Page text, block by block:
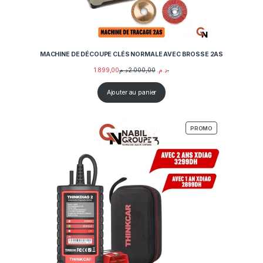
MACHINE DE DÉCOUPE CLÉS NORMALE AVEC BROSSE 2AS
1.899,00 د.م. 2.000,00 د.م.
Ajouter au panier
PROMO